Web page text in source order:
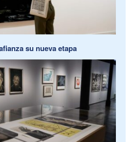
su nueva etapa